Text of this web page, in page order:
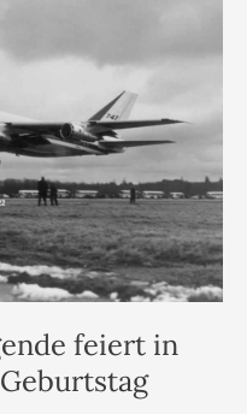
feiert in